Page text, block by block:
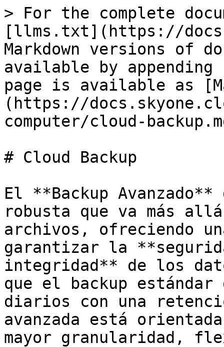
> For the complete
[llms.txt](https://
Markdown versions of
available by
page is available as
(https://
computer/cloud-
# Cloud Backup
El **Backup
robusta que va más
archivos, ofreciendo
garantizar la
integridad** de los
que el backup estándar
diarios con una
avanzada está
mayor granularidad,